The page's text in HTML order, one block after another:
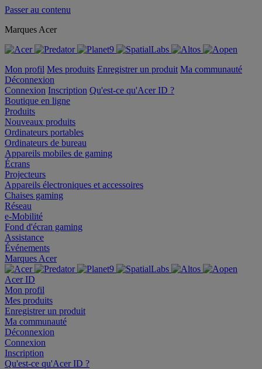
Passer au contenu
Marques Acer
Mon profil Mes produits Enregistrer un produit Ma communauté
Déconnexion
Connexion Inscription Qu'est-ce qu'Acer ID ?
Boutique en ligne
Produits
Nouveaux produits
Ordinateurs portables
Ordinateurs de bureau
Appareils mobiles de gaming
Écrans
Projecteurs
Appareils électroniques et accessoires
Chaises gaming
Réseau
e-Mobilité
Fond d'écran gaming
Assistance
Événements
Marques Acer
Acer ID
Mon profil
Mes produits
Enregistrer un produit
Ma communauté
Déconnexion
Connexion
Inscription
Qu'est-ce qu'Acer ID ?